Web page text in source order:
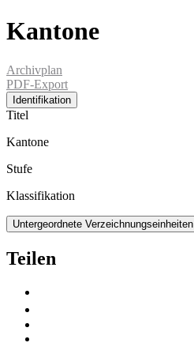
Kantone
Archivplan
PDF-Export
Identifikation
Titel
Kantone
Stufe
Klassifikation
Untergeordnete Verzeichnungseinheiten
Teilen